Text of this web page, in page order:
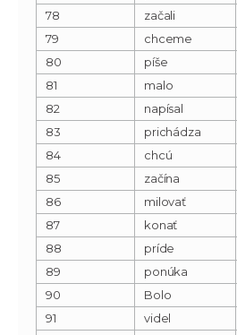
78
začali
79
chceme
80
píše
81
malo
82
napísal
83
prichádza
84
chcú
85
začína
86
milovať
87
konať
88
príde
89
ponúka
90
Bolo
91
videl